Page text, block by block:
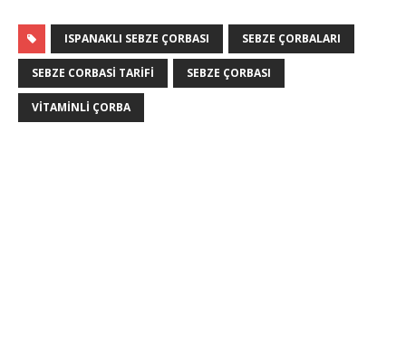
ISPANAKLI SEBZE ÇORBASI SEBZE ÇORBALARI
SEBZE CORBASI TARIFI SEBZE ÇORBASI
VITAMINLI ÇORBA